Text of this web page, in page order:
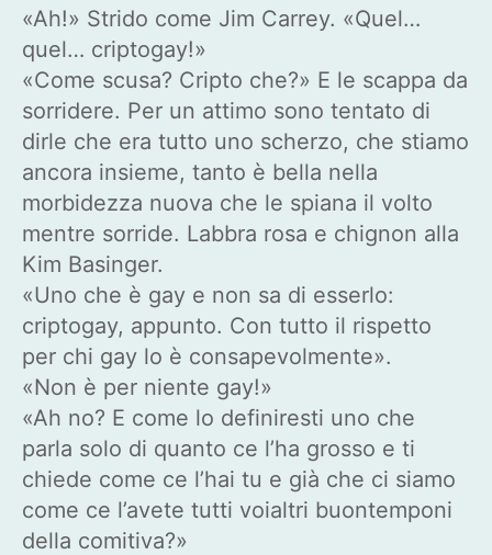
«Ah!» Strido come Jim Carrey. «Quel…
quel… criptogay!»
«Come scusa? Cripto che?» E le scappa da
sorridere. Per un attimo sono tentato di
dirle che era tutto uno scherzo, che stiamo
ancora insieme, tanto è bella nella
morbidezza nuova che le spiana il volto
mentre sorride. Labbra rosa e chignon alla
Kim Basinger.
«Uno che è gay e non sa di esserlo:
criptogay, appunto. Con tutto il rispetto
per chi gay lo è consapevolmente».
«Non è per niente gay!»
«Ah no? E come lo definiresti uno che
parla solo di quanto ce l’ha grosso e ti
chiede come ce l’hai tu e già che ci siamo
come ce l’avete tutti voialtri buontemponi
della comitiva?»